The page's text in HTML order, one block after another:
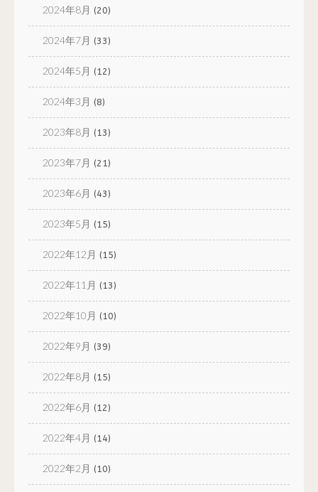
2024年8月 (20)
2024年7月 (33)
2024年5月 (12)
2024年3月 (8)
2023年8月 (13)
2023年7月 (21)
2023年6月 (43)
2023年5月 (15)
2022年12月 (15)
2022年11月 (13)
2022年10月 (10)
2022年9月 (39)
2022年8月 (15)
2022年6月 (12)
2022年4月 (14)
2022年2月 (10)